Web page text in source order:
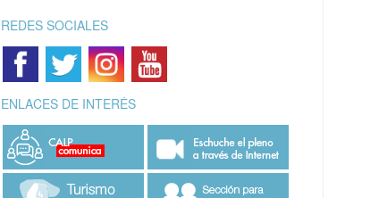
REDES SOCIALES
ENLACES DE INTERÉS